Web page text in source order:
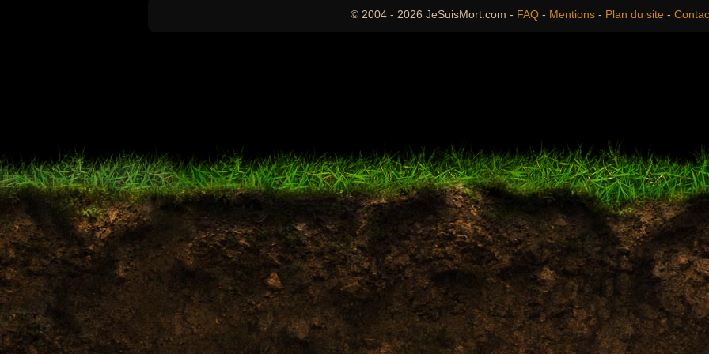
© 2004 - 2026 JeSuisMort.com - FAQ - Mentions - Plan du site -